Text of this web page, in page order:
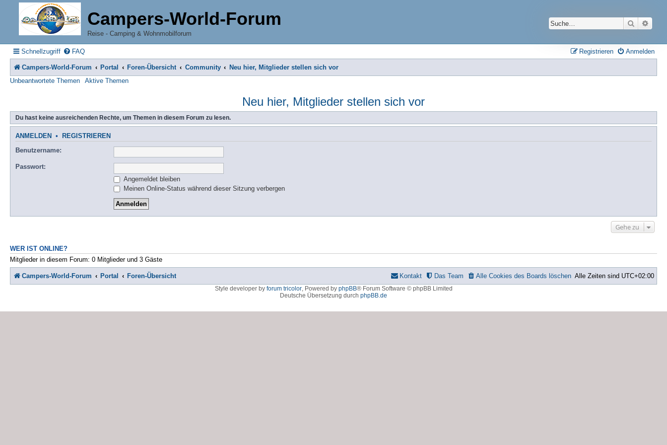
Campers-World-Forum
Reise - Camping & Wohnmobilforum
Suche
Schnellzugriff FAQ Anmelden
Registrieren
Campers-World-Forum Portal Foren-Übersicht Community
Neu hier, Mitglieder stellen sich vor
Unbeantwortete Themen
Aktive Themen
Neu hier, Mitglieder stellen sich vor
Du hast keine ausreichenden Rechte, um Themen in diesem Forum zu lesen.
ANMELDEN • REGISTRIEREN
Benutzername:
Passwort:
Angemeldet bleiben
Meinen Online-Status während dieser Sitzung verbergen
Gehe zu
WER IST ONLINE?
Mitglieder in diesem Forum: 0 Mitglieder und 3 Gäste
Campers-World-Forum Portal Foren-Übersicht Alle Zeiten sind UTC+02:00
Alle Cookies des Boards löschen
Das Team
Kontakt
Style developer by forum tricolor, Powered by phpBB® Forum Software © phpBB Limited
Deutsche Übersetzung durch phpBB.de